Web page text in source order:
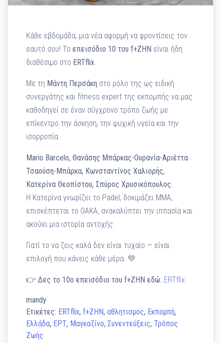
Κάθε εβδομάδα, μια νέα αφορμή να φροντίσεις τον
εαυτό σου! Τοεπεισόδιο 10 του f+ΖΗΝ είναι ήδη
διαθέσιμο στο ERTflix.
Με τη Μάντη Περσάκη στο ρόλο της ως ειδική
συνεργάτης και fitness expert της εκπομπής να μας
καθοδηγεί σε έναν σύγχρονο τρόπο ζωής με
επίκεντρο την άσκηση, την ψυχική υγεία και την
ισορροπία.
Mario Barcelo, Θανάσης Μπάρκας-Ουρανία-Αριέττα
Τσαούση-Μπάρκα, Κωνσταντίνος Χαλιορής,
Κατερίνα Θεοπίστου, Σπύρος Χρυσικόπουλος.
Η Κατερίνα γνωρίζει το Padel, δοκιμάζει MMA,
επισκέπτεται το ΟΑΚΑ, ανακαλύπτει την ιππασία και
ακούει μια ιστορία αντοχής.
Γιατί το να ζεις καλά δεν είναι τυχαίο — είναι
επιλογή που κάνεις κάθε μέρα. 💚
👉Δες το 10ο επεισόδιο του f+ΖΗΝ εδώ: ERTflix
mandy
Ετικέτες: ERTflix,f+ΖΗΝ,αθλητισμος, Εκπομπή,
Ελλάδα, ΕΡΤ, Μαγκαζίνο,Συνεντεύξεις,Τρόπος
Ζωής